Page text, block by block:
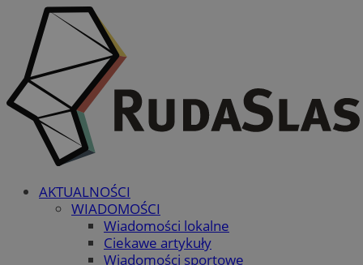
AKTUALNOŚCI
WIADOMOŚCI
Wiadomości lokalne
Ciekawe artykuły
Wiadomości sportowe